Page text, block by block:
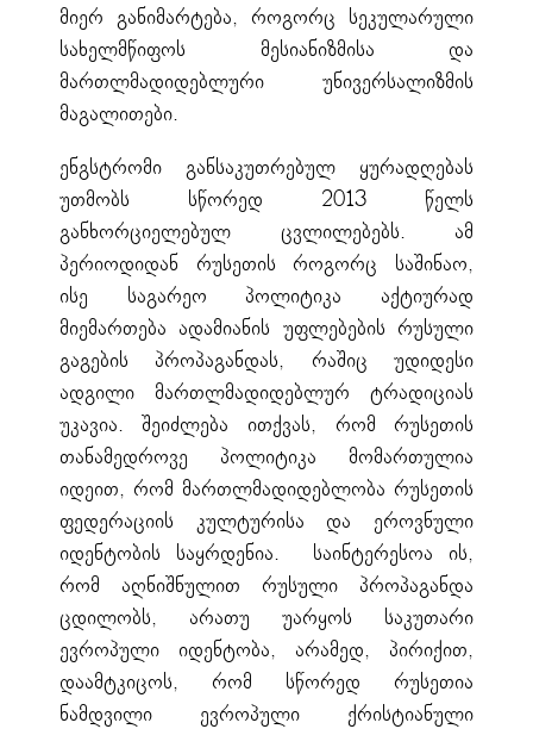
მიერ განიმარტება, როგორც სეკულარული
სახელმწიფოს მესიანიზმისა და
მართლმადიდებლური უნივერსალიზმის
მაგალითები.
ენგსტრომი განსაკუთრებულ ყურადღებას
უთმობს სწორედ 2013 წელს
განხორციელებულ ცვლილებებს. ამ
პერიოდიდან რუსეთის როგორც საშინაო,
ისე საგარეო პოლიტიკა აქტიურად
მიემართება ადამიანის უფლებების რუსული
გაგების პროპაგანდას, რაშიც უდიდესი
ადგილი მართლმადიდებლურ ტრადიციას
უკავია. შეიძლება ითქვას, რომ რუსეთის
თანამედროვე პოლიტიკა მომართულია
იდეით, რომ მართლმადიდებლობა რუსეთის
ფედერაციის კულტურისა და ეროვნული
იდენტობის საყრდენია. საინტერესოა ის,
რომ აღნიშნულით რუსული პროპაგანდა
ცდილობს, არათუ უარყოს საკუთარი
ევროპული იდენტობა, არამედ, პირიქით,
დაამტკიცოს, რომ სწორედ რუსეთია
ნამდვილი ევროპული ქრისტიანული